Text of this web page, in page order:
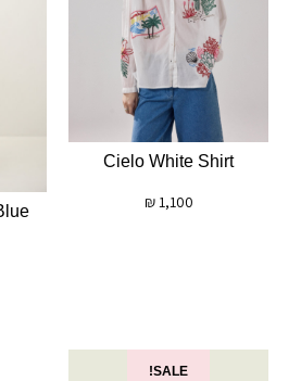
Cielo White Shirt
1,100
₪
SALE!